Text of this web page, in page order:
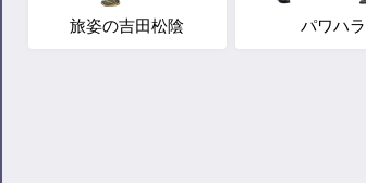
旅姿の吉田松陰 パワハラ